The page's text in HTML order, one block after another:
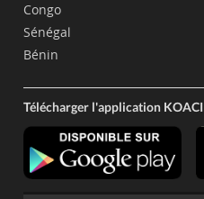
Congo
Sénégal
Bénin
Télécharger l'application KOACI